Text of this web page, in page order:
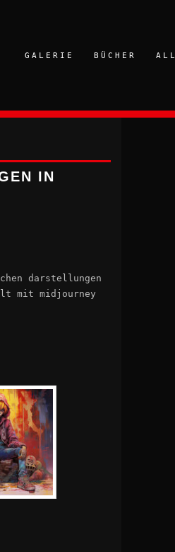
GALERIE BÜCHER
IN
darstellungen
mit midjourney